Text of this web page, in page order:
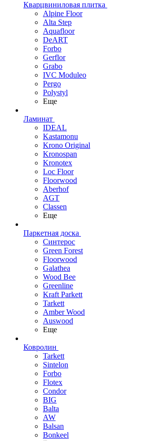
Кварцвиниловая плитка
Alpine Floor
Alta Step
Aquafloor
DeART
Forbo
Gerflor
Grabo
IVC Moduleo
Pergo
Polystyl
Еще
Ламинат
IDEAL
Kastamonu
Krono Original
Kronospan
Kronotex
Loc Floor
Floorwood
Aberhof
AGT
Classen
Еще
Паркетная доска
Синтерос
Green Forest
Floorwood
Galathea
Wood Bee
Greenline
Kraft Parkett
Tarkett
Amber Wood
Auswood
Еще
Ковролин
Tarkett
Sintelon
Forbo
Flotex
Condor
BIG
Balta
AW
Balsan
Bonkeel